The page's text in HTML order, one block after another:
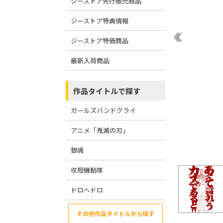
ジーストア特典情報
ジーストア特価商品
最新入荷商品
作品タイトルで探す
ガールズバンドクライ
アニメ「鬼滅の刃」
銀魂
攻殻機動隊
ドロヘドロ
その他作品タイトルから探す